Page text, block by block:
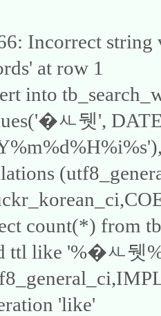
Incorrect
at row 1
into
ㅻ뒛',
count(*) from
ttl like '%�ㅻ뒛
'like'